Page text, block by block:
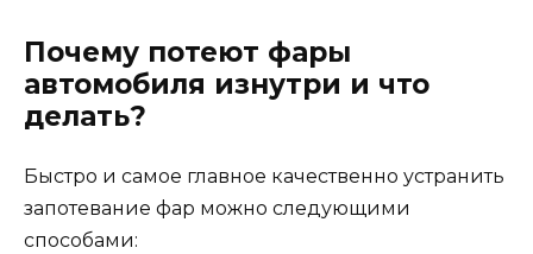
Почему потеют фары
автомобиля изнутри и что
делать?
Быстро и самое главное качественно устранить
запотевание фар можно следующими
способами: